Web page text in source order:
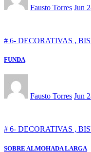
Fausto Torres Jun
# 6- DECORATIVAS ,
FUNDA
Fausto Torres Jun
# 6- DECORATIVAS ,
SOBRE ALMOHADA LARGA